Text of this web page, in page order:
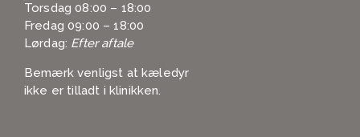
Torsdag 08:00 – 18:00
Fredag 09:00 – 18:00
Lørdag: Efter aftale
Bemærk venligst at kæledyr
ikke er tilladt i klinikken.